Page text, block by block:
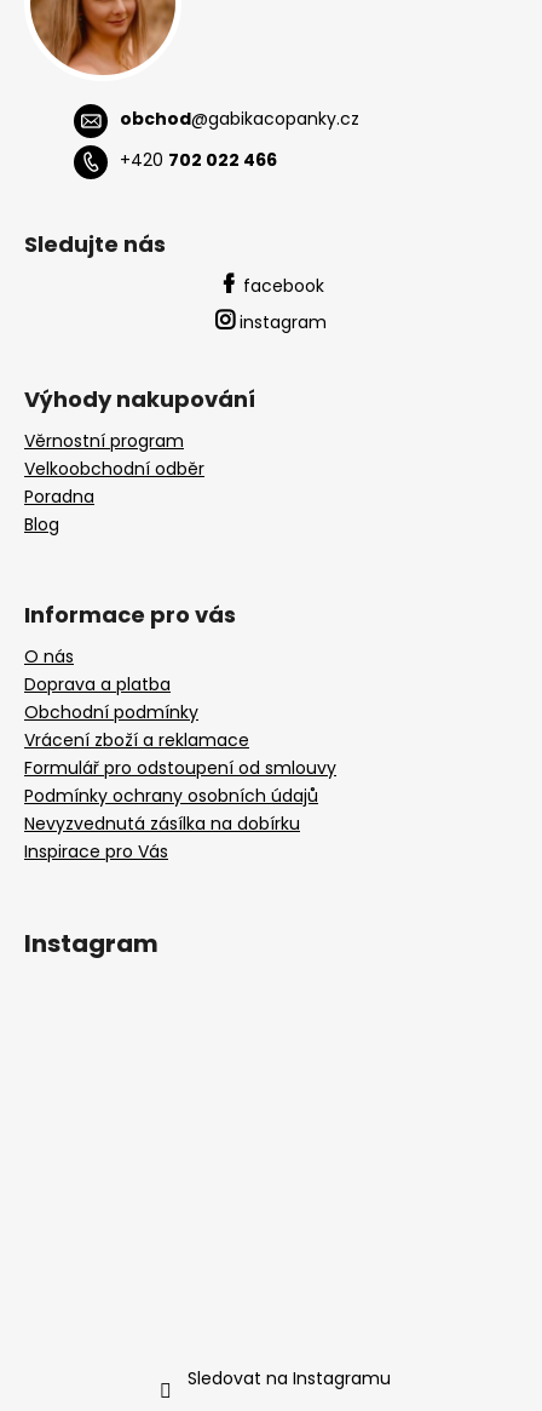
obchod@gabikacopanky.cz
+420 702 022 466
Sledujte nás
facebook
instagram
Výhody nakupování
Věrnostní program
Velkoobchodní odběr
Poradna
Blog
Informace pro vás
O nás
Doprava a platba
Obchodní podmínky
Vrácení zboží a reklamace
Formulář pro odstoupení od smlouvy
Podmínky ochrany osobních údajů
Nevyzvednutá zásílka na dobírku
Inspirace pro Vás
Instagram
Sledovat na Instagramu